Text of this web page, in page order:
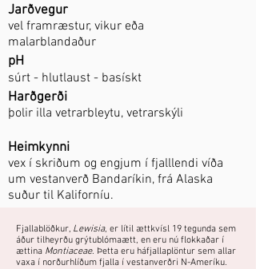
Jarðvegur
vel framræstur, vikur eða
malarblandaður
pH
súrt - hlutlaust - basískt
Harðgerði
þolir illa vetrarbleytu, vetrarskýli
Heimkynni
vex í skriðum og engjum í fjalllendi víða
um vestanverð Bandaríkin, frá Alaska
suður til Kaliforníu.
Fjallablöðkur, Lewisia, er lítil ættkvísl 19 tegunda sem
áður tilheyrðu grýtublómaætt, en eru nú flokkaðar í
ættina Montiaceae. Þetta eru háfjallaplöntur sem allar
vaxa í norðurhlíðum fjalla í vestanverðri N-Ameríku.